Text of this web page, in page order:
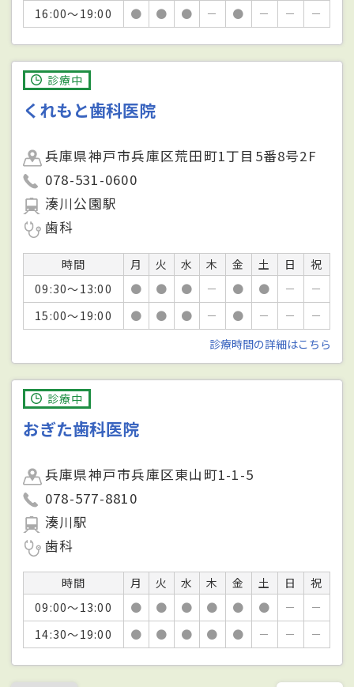
16:00～19:00 ● ● ● － ● － － －
診療中
くれもと歯科医院
兵庫県神戸市兵庫区荒田町1丁目5番8号2F
078-531-0600
湊川公園駅
歯科
時間 月 火 水 木 金 土 日
祝
09:30～13:00
● ● ● － ● ● －
－
15:00～19:00
● ● ● － ● － －
－
診療時間の詳細はこちら
診療中
おぎた歯科医院
兵庫県神戸市兵庫区東山町1-1-5
078-577-8810
湊川駅
歯科
時間 月 火 水 木 金 土 日
祝
09:00～13:00
● ● ● ● ● ● －
－
14:30～19:00
● ● ● ● ● － － －